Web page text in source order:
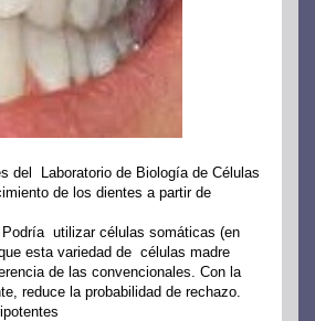
del Laboratorio de Biología de Células
de los dientes a partir de
utilizar células somáticas (en
esta variedad de células madre
de las convencionales. Con la
reduce la probabilidad de rechazo.